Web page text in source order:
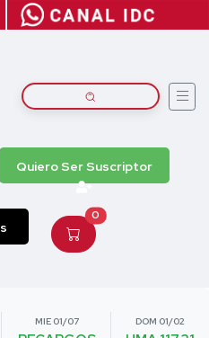
Quiero Ser Suscriptor
0
MIE 01/07 DOM 01/02